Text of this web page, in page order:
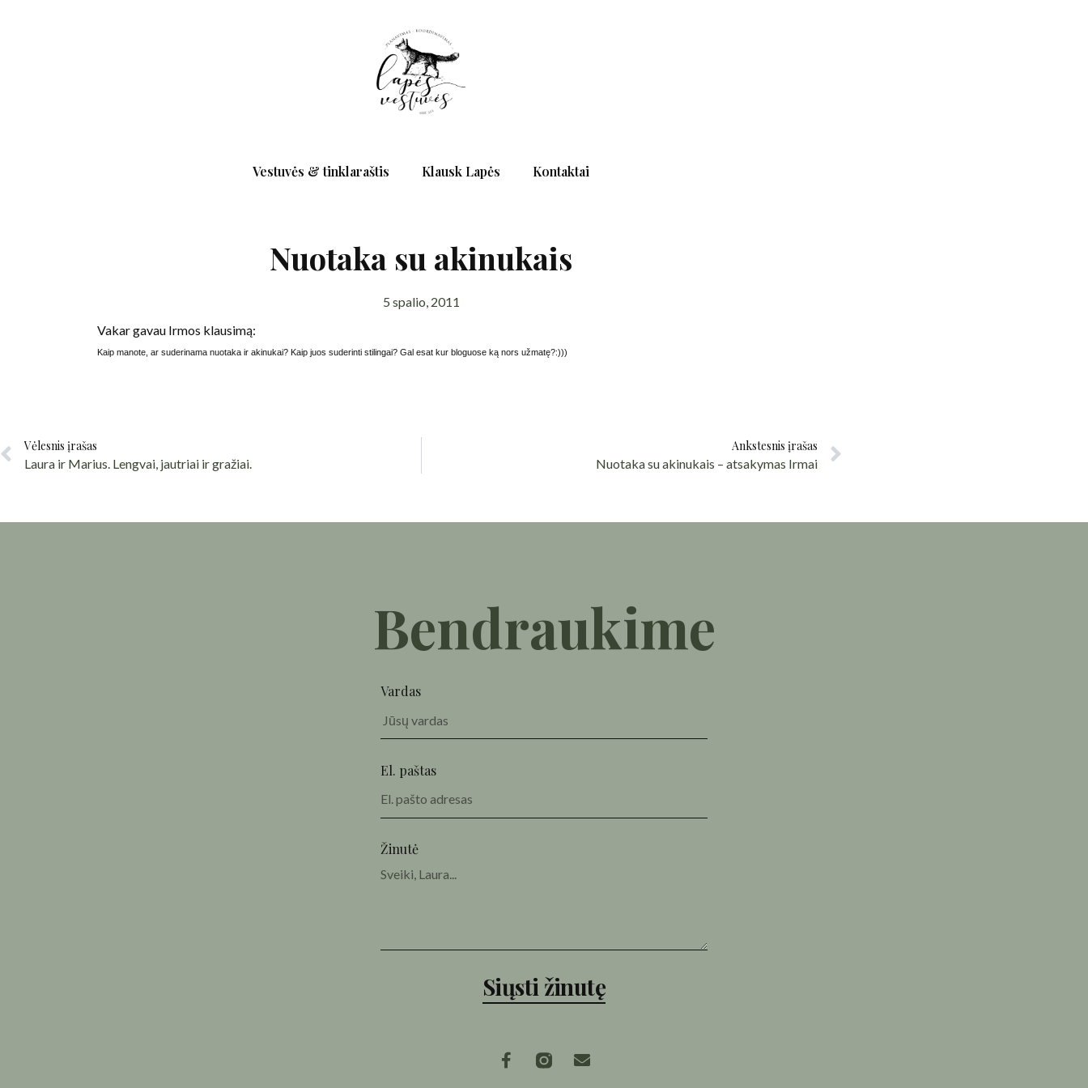
Vestuvės & tinklaraštis Klausk Lapės Kontaktai
Nuotaka su akinukais
5 spalio, 2011
Vakar gavau Irmos klausimą:
Kaip manote, ar suderinama nuotaka ir akinukai? Kaip juos suderinti stilingai? Gal esat kur bloguose ką nors užmatę?:)))
Vėlesnis įrašas
Laura ir Marius. Lengvai, jautriai ir gražiai.
Ankstesnis įrašas
Nuotaka su akinukais – atsakymas Irmai
Bendraukime
Vardas
El. paštas
Žinutė
Siųsti žinutę